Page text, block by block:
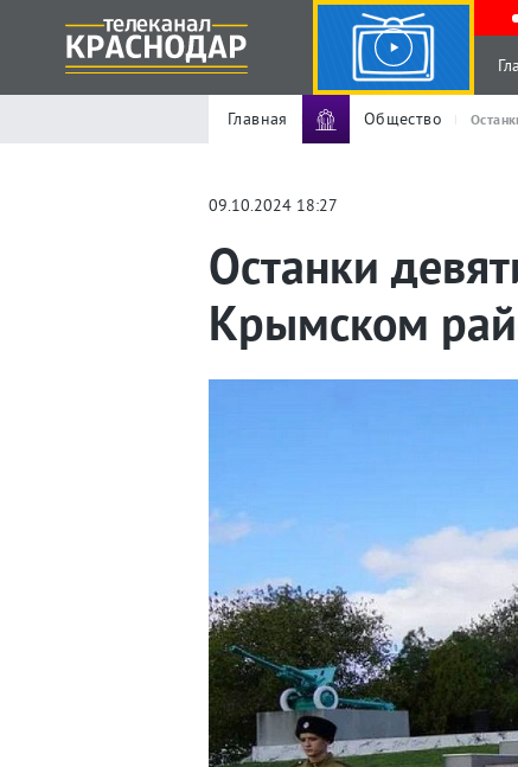
Главная Общество
09.10.2024 18:27
Останки
Крымском